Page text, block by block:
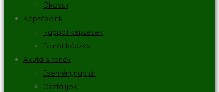
Ökosuli
Képzéseink
Nappali képzések
Felnőttképzés
Akutális tanév
Eseménynaptár
Osztályok